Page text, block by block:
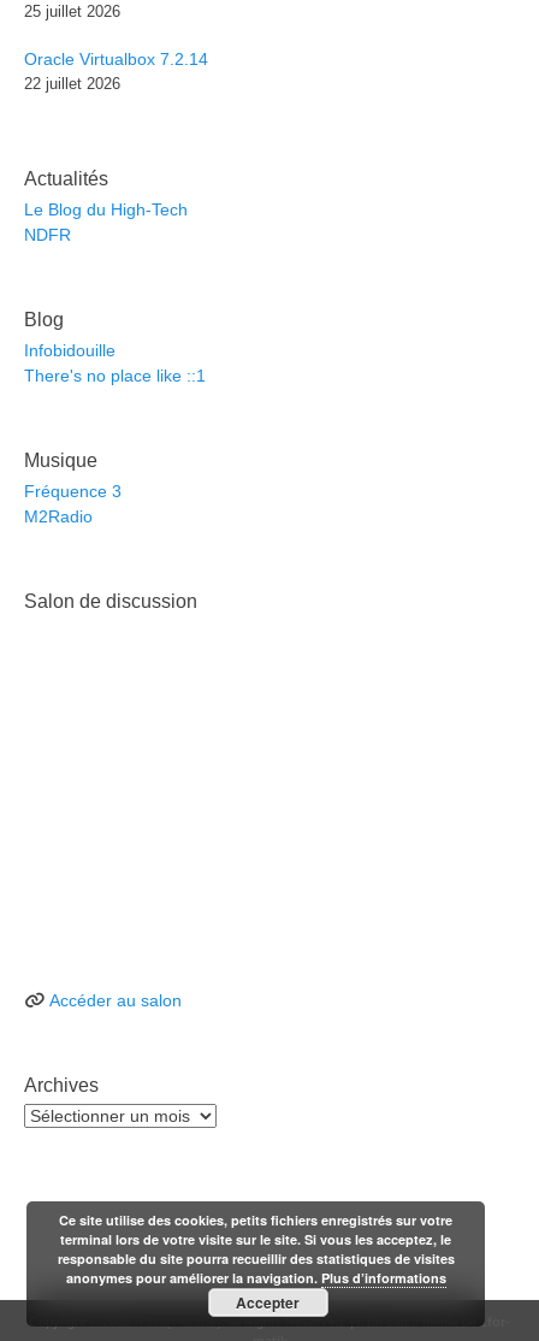
25 juillet 2026
Oracle Virtualbox 7.2.14
22 juillet 2026
Actualités
Le Blog du High-Tech
NDFR
Blog
Infobidouille
There's no place like ::1
Musique
Fréquence 3
M2Radio
Salon de discussion
Accéder au salon
Archives
Archives
n'1fo[r-matik]. All Rights Reserved. | n1fo catch theme de
1for-
Ce site utilise des cookies, petits fichiers enregistrés sur votre
terminal lors de votre visite sur le site. Si vous les acceptez, le
responsable du site pourra recueillir des statistiques de visites
anonymes pour améliorer la navigation. Plus d’informations
Accepter